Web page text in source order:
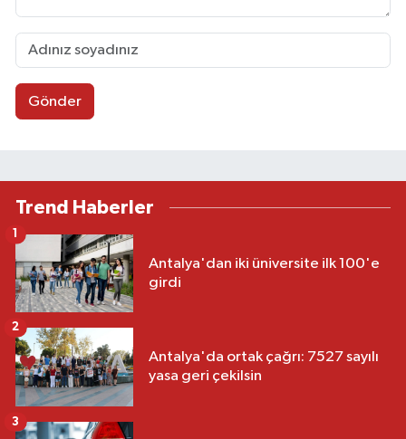
Gönder
Trend Haberler
Antalya'dan iki üniversite ilk 100'e
girdi
Antalya'da ortak çağrı: 7527 sayılı
yasa geri çekilsin
2
3